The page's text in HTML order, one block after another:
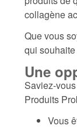
collagène
Que vous
qui
Une
Saviez-
Produits
Vous